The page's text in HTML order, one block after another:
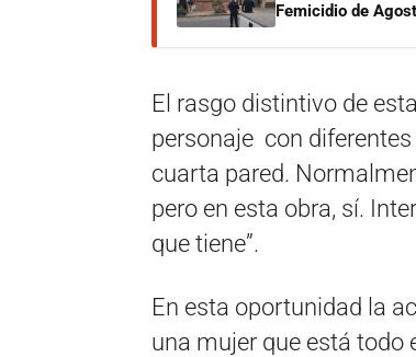
Femicidio de
El rasgo distintivo de
personaje con
cuarta pared.
pero en esta obra, sí.
que tiene”.
En esta oportunidad la
una mujer que está todo